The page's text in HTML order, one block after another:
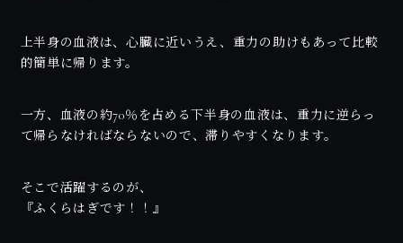
上半身の血液は、心臓に近いうえ、重力の助けもあって比較
的簡単に帰ります。
一方、血液の約70％を占める下半身の血液は、重力に逆らっ
て帰らなければならないので、滞りやすくなります。
そこで活躍するのが、
『ふくらはぎです！！』